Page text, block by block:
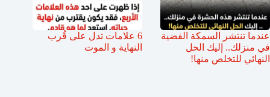
عندما تنتشر السمكة الفضية
في منزلك.. إليك الحل
النهائي للتخلص منها!
6 علامات تدل على قُرب
النهاية و الموت